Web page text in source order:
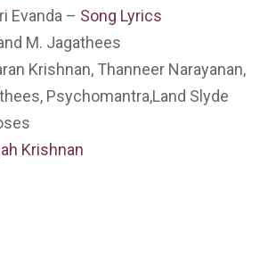
Evanda – Song Lyrics
M. Jagathees
Krishnan, Thanneer Narayanan,
Psychomantra,Land Slyde
Krishnan